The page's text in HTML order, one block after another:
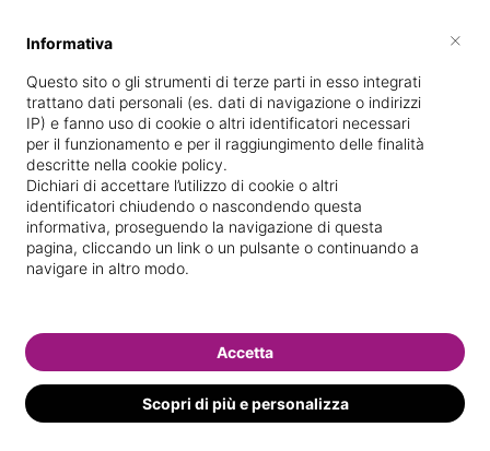
Informazioni
Via Rocca Vecchia 2/c Indicazioni stradali
Informativa
Questo sito o gli strumenti di terze parti in esso integrati
trattano dati personali (es. dati di navigazione o indirizzi
IP) e fanno uso di cookie o altri identificatori necessari
per il funzionamento e per il raggiungimento delle finalità
descritte nella cookie policy.
Dichiari di accettare l’utilizzo di cookie o altri
identificatori chiudendo o nascondendo questa
informativa, proseguendo la navigazione di questa
pagina, cliccando un link o un pulsante o continuando a
navigare in altro modo.
Scopri di più e personalizza
Accetta
×